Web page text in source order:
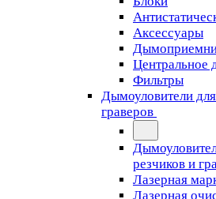
Аксессуары
Центральное
Фильтры
Дымоуловители
граверов
резчиков и
Лазерная
Лазерная